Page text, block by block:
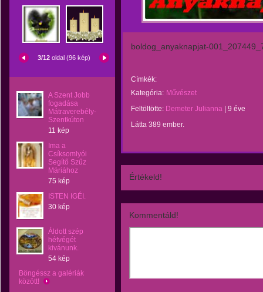
3/12 oldal (96 kép)
A Szent Jobb
fogadása
Mátraverebély-
Szentkúton
11 kép
Ima a
Csíksomlyói
Segítő Szűz
Máriához
75 kép
ISTEN IGÉI.
30 kép
Áldott szép
hétvégét
kivánunk.
54 kép
Böngéssz a galériák
között!
boldog_anyaknapjat-
Címkék:
Kategória: Művészet
Feltöltötte: Demeter Julianna
9 éve
Látta 389 ember.
Értékeld!
Kommentáld!